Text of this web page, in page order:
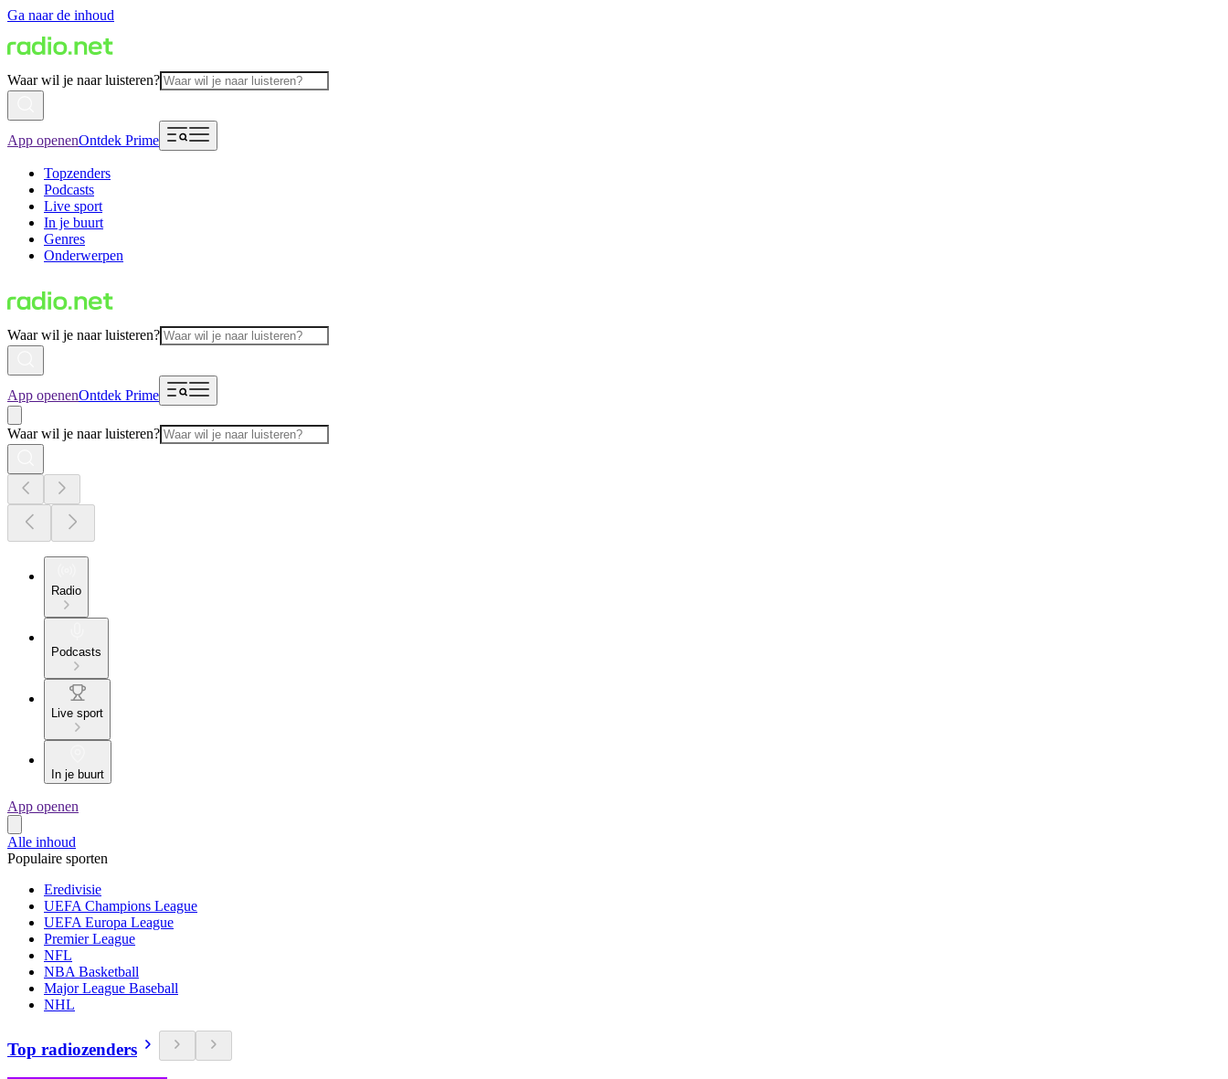
Ga naar de inhoud
Waar wil je naar luisteren?
App openenOntdek Prime
Topzenders
Podcasts
Live sport
In je buurt
Genres
Onderwerpen
Waar wil je naar luisteren?
App openenOntdek Prime
Waar wil je naar luisteren?
Radio
Podcasts
Live sport
In je buurt
App openen
Alle inhoud
Populaire sporten
Eredivisie
UEFA Champions League
UEFA Europa League
Premier League
NFL
NBA Basketball
Major League Baseball
NHL
Top radiozenders